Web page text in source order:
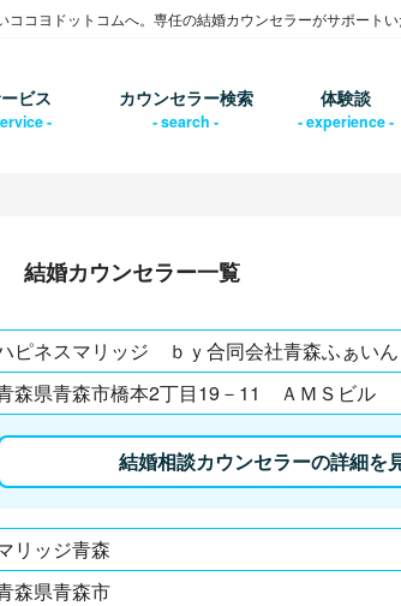
コヨドットコムへ。専任の結婚カウンセラーがサポートい
ビス カウンセラー検索 体験談
結婚カウンセラー一覧
ピネスマリッジ ｂｙ合同会社青森ふぁいん
森県青森市橋本2丁目19－11 ＡＭＳビル
結婚相談カウンセラーの詳細を
リッジ青森
森県青森市